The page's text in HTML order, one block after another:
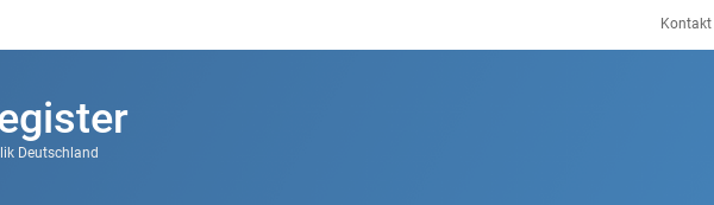
Kontakt
Deutschland